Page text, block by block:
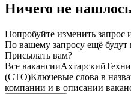
Ничего не нашлось
Попробуйте изменить запрос
По вашему запросу ещё будут
Присылать вам?
Все вакансииАхтарский
(CTO)Ключевые слова в
компании и в описании